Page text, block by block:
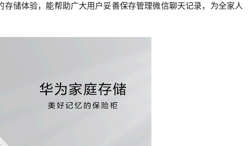
存储体验，能帮助广大用户妥善保存管理微信聊天记录，为全家人